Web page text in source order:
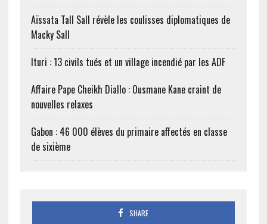
Aïssata Tall Sall révèle les coulisses diplomatiques de
Macky Sall
Ituri : 13 civils tués et un village incendié par les ADF
Affaire Pape Cheikh Diallo : Ousmane Kane craint de
nouvelles relaxes
Gabon : 46 000 élèves du primaire affectés en classe
de sixième
SHARE